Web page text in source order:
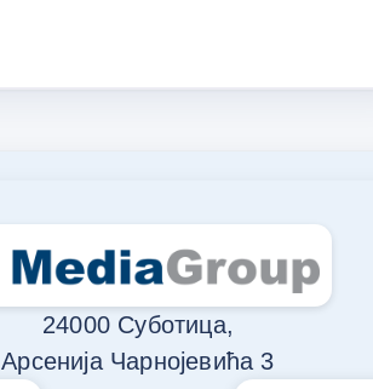
24000 Суботица,
Арсенија Чарнојевића 3